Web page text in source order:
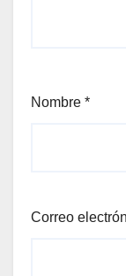
Nombre *
Correo